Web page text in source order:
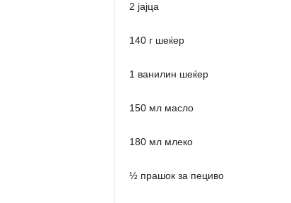
2 јајца
140 г шеќер
1 ванилин шеќер
150 мл масло
180 мл млеко
½ прашок за пециво